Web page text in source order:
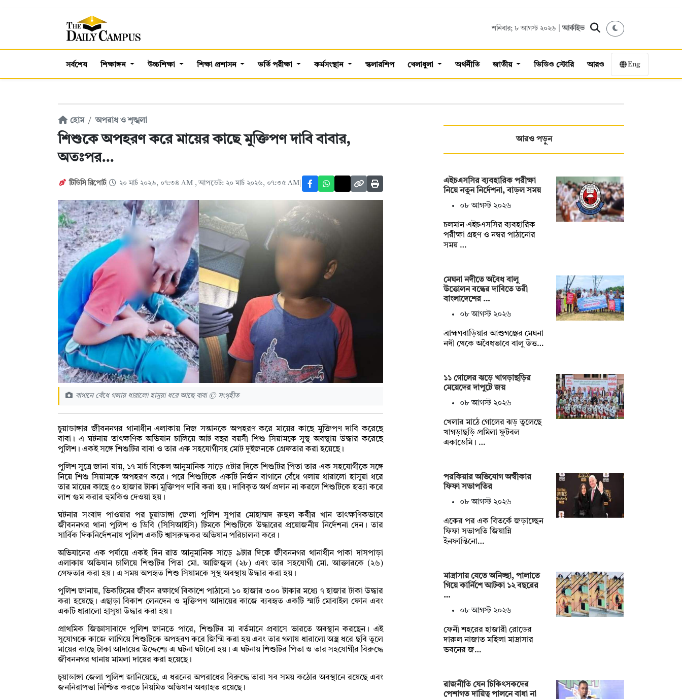
শনিবার; ৮ আগস্ট ২০২৬ |আর্কাইভ
সর্বশেষ শিক্ষাঙ্গন উচ্চশিক্ষা শিক্ষা প্রশাসন ভর্তি পরীক্ষা কর্মসংস্থান স্কলারশিপ খেলাধুলা অর্থনীতি জাতীয় ভিডিও স্টোরি আরও Eng
হোম অপরাধ ও শৃঙ্খলা
শিশুকে অপহরণ করে মায়ের কাছে মুক্তিপণ দাবি বাবার,
অতঃপর...
টিডিসি রিপোর্ট ২০ মার্চ ২০২৬, ০৭:৩৪ AM , আপডেট: ২০ মার্চ ২০২৬, ০৭:৩৫ AM
বাগানে বেঁধে গলায় ধারালো হাসুয়া ধরে আছে বাবা © সংগৃহীত
চুয়াডাঙ্গার জীবননগর থানাধীন এলাকায় নিজ সন্তানকে অপহরণ করে মায়ের কাছে মুক্তিপণ দাবি করেছে
বাবা। এ ঘটনায় তাৎক্ষণিক অভিযান চালিয়ে আট বছর বয়সী শিশু সিয়ামকে সুস্থ অবস্থায় উদ্ধার করেছে
পুলিশ। একই সঙ্গে শিশুটির বাবা ও তার এক সহযোগীসহ মোট দুইজনকে গ্রেফতার করা হয়েছে।
পুলিশ সূত্রে জানা যায়, ১৭ মার্চ বিকেল আনুমানিক সাড়ে ৫টার দিকে শিশুটির পিতা তার এক সহযোগীকে সঙ্গে
নিয়ে শিশু সিয়ামকে অপহরণ করে। পরে শিশুটিকে একটি নির্জন বাগানে বেঁধে গলায় ধারালো হাসুয়া ধরে
তার মায়ের কাছে ৫০ হাজার টাকা মুক্তিপণ দাবি করা হয়। দাবিকৃত অর্থ প্রদান না করলে শিশুটিকে হত্যা করে
লাশ গুম করার হুমকিও দেওয়া হয়।
ঘটনার সংবাদ পাওয়ার পর চুয়াডাঙ্গা জেলা পুলিশ সুপার মোহাম্মদ রুহুল কবীর খান তাৎক্ষণিকভাবে
জীবননগর থানা পুলিশ ও ডিবি (সিসিআইসি) টিমকে শিশুটিকে উদ্ধারের প্রয়োজনীয় নির্দেশনা দেন। তার
সার্বিক দিকনির্দেশনায় পুলিশ একটি শ্বাসরুদ্ধকর অভিযান পরিচালনা করে।
অভিযানের এক পর্যায়ে একই দিন রাত আনুমানিক সাড়ে ৯টার দিকে জীবননগর থানাধীন পাকা দাসপাড়া
এলাকায় অভিযান চালিয়ে শিশুটির পিতা মো. আজিজুল (২৮) এবং তার সহযোগী মো. আক্তারকে (২৬)
গ্রেফতার করা হয়। এ সময় অপহৃত শিশু সিয়ামকে সুস্থ অবস্থায় উদ্ধার করা হয়।
পুলিশ জানায়, ভিকটিমের জীবন রক্ষার্থে বিকাশে পাঠানো ১০ হাজার ৩০০ টাকার মধ্যে ৭ হাজার টাকা উদ্ধার
করা হয়েছে। এছাড়া বিকাশ লেনদেন ও মুক্তিপণ আদায়ের কাজে ব্যবহৃত একটি স্মার্ট মোবাইল ফোন এবং
একটি ধারালো হাসুয়া উদ্ধার করা হয়।
প্রাথমিক জিজ্ঞাসাবাদে পুলিশ জানতে পারে, শিশুটির মা বর্তমানে প্রবাসে ভারতে অবস্থান করছেন। এই
সুযোগকে কাজে লাগিয়ে শিশুটিকে অপহরণ করে জিম্মি করা হয় এবং তার গলায় ধারালো অস্ত্র ধরে ছবি তুলে
মায়ের কাছে টাকা আদায়ের উদ্দেশ্যে এ ঘটনা ঘটানো হয়। এ ঘটনায় শিশুটির পিতা ও তার সহযোগীর বিরুদ্ধে
জীবননগর থানায় মামলা দায়ের করা হয়েছে।
চুয়াডাঙ্গা জেলা পুলিশ জানিয়েছে, এ ধরনের অপরাধের বিরুদ্ধে তারা সব সময় কঠোর অবস্থানে রয়েছে এবং
জননিরাপত্তা নিশ্চিত করতে নিয়মিত অভিযান অব্যাহত রয়েছে।
আরও পড়ুন
এইচএসসির ব্যবহারিক পরীক্ষা
নিয়ে নতুন নির্দেশনা, বাড়ল সময়
০৮ আগস্ট ২০২৬
চলমান এইচএসসির ব্যবহারিক
পরীক্ষা গ্রহণ ও নম্বর পাঠানোর
সময় …
মেঘনা নদীতে অবৈধ বালু
উত্তোলন বন্ধের দাবিতে তরী
বাংলাদেশের …
০৮ আগস্ট ২০২৬
ব্রাহ্মণবাড়িয়ার আশুগঞ্জের মেঘনা
নদী থেকে অবৈধভাবে বালু উত্ত…
১১ গোলের ঝড়ে খাগড়াছড়ির
মেয়েদের দাপুটে জয়
০৮ আগস্ট ২০২৬
খেলার মাঠে গোলের ঝড় তুলেছে
খাগড়াছড়ি প্রমিলা ফুটবল
একাডেমি। …
পরকিয়ার অভিযোগ অস্বীকার
ফিফা সভাপতির
০৮ আগস্ট ২০২৬
একের পর এক বিতর্কে জড়াচ্ছেন
ফিফা সভাপতি জিয়ান্নি
ইনফান্তিনো…
মাদ্রাসায় যেতে অনিচ্ছা, পালাতে
গিয়ে কার্নিশে আটকা ১২ বছরের
…
০৮ আগস্ট ২০২৬
ফেনী শহরের হাজারী রোডের
দারুল নাজাত মহিলা মাদ্রাসার
ভবনের জ…
রাজনীতি যেন চিকিৎসকদের
পেশাগত দায়িত্ব পালনে বাধা না